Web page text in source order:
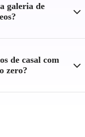
galeria de
de casal com
zero?